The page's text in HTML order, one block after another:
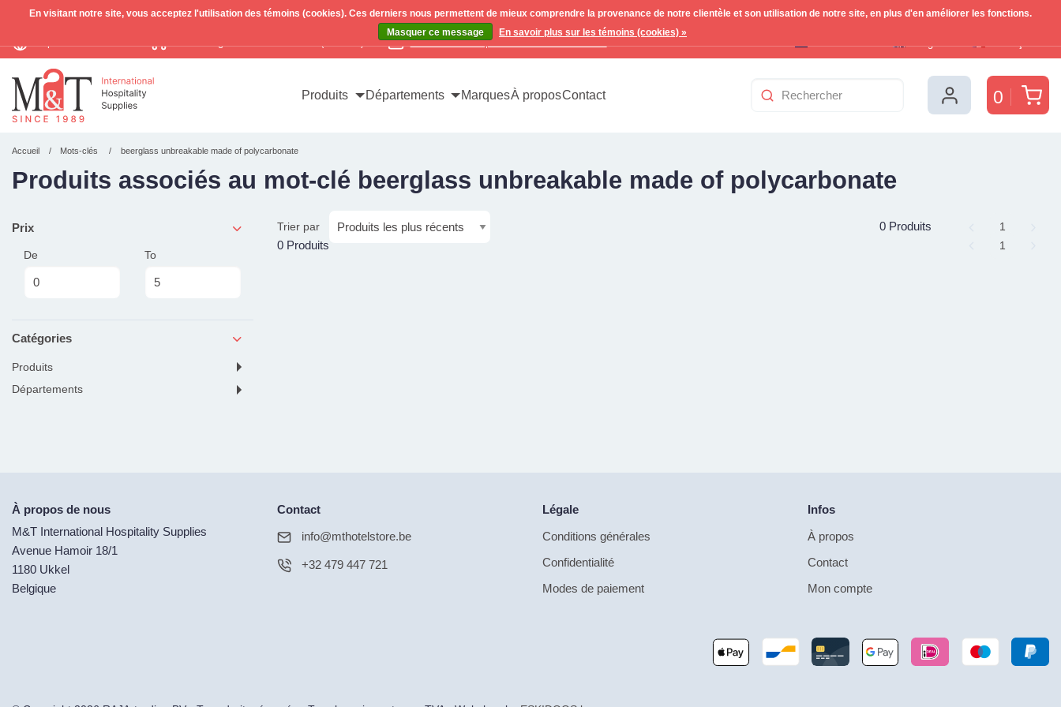
Contactez-nous pour toutes vos demandes
0
Produits Départements MarquesÀ proposContact
Accueil Mots-clés beerglass unbreakable made of polycarbonate
Produits associés au mot-clé beerglass unbreakable made of polycarbonate
Prix
De To
Catégories
produits
départements
0 Produits
Trier par Page
1
0 Produits Page
1
À propos de nous
M&T International Hospitality Supplies
Avenue Hamoir 18/1
1180 Ukkel
Belgique
Contact
info@mthotelstore.be
+32 479 447 721
Légale
Conditions générales
Confidentialité
Modes de paiement
Infos
À propos
Contact
Mon compte
En visitant notre site, vous acceptez l'utilisation des témoins (cookies). Ces derniers nous permettent de mieux comprendre la provenance de notre clientèle et son utilisation de notre site, en plus d'en améliorer les fonctions.
Masquer ce message
En savoir plus sur les témoins (cookies) »